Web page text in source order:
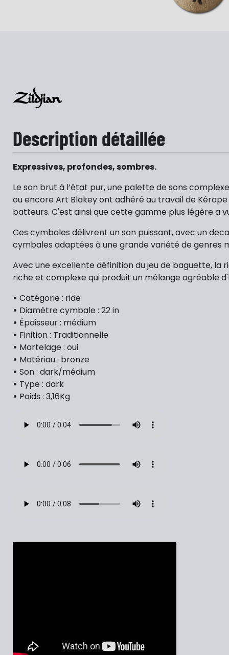
Description détaillée
Expressives, profondes, sombres.
Le son brut à l’état pur, une palette de sons
ou encore Art Blakey ont adhéré au travail de
batteurs. C'est ainsi que cette gamme plus légère a
Ces cymbales délivrent un son puissant, avec un
cymbales adaptées à une grande variété de genres
Avec une excellente définition du jeu de baguette, la
riche et complexe qui produit un mélange agréable
• Catégorie : ride
• Diamètre cymbale : 22 in
• Épaisseur : médium
• Finition : Traditionnelle
• Martelage : oui
• Matériau : bronze
• Son : dark/médium
• Type : dark
• Poids : 3,16Kg